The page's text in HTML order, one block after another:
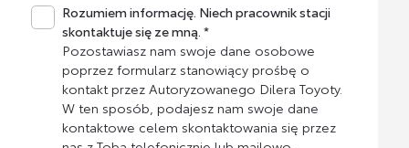
Rozumiem informację. Niech pracownik stacji
skontaktuje się ze mną. *
Pozostawiasz nam swoje dane osobowe
poprzez formularz stanowiący prośbę o
kontakt przez Autoryzowanego Dilera Toyoty.
W ten sposób, podajesz nam swoje dane
kontaktowe celem skontaktowania się przez